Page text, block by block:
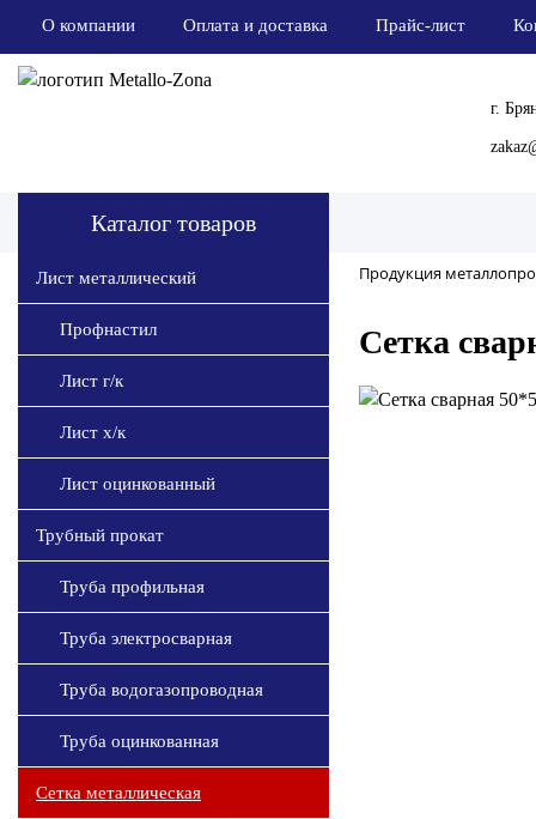
О компании Оплата и доставка Прайс-лист
г.
Каталог товаров
Лист металлический
Профнастил
Лист г/к
Лист х/к
Лист оцинкованный
Трубный прокат
Труба профильная
Труба электросварная
Труба водогазопроводная
Труба оцинкованная
Сетка металлическая
Продукция
Сетка